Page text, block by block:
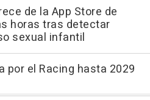
de la App Store de
horas tras detectar
sexual infantil
por el Racing hasta 2029